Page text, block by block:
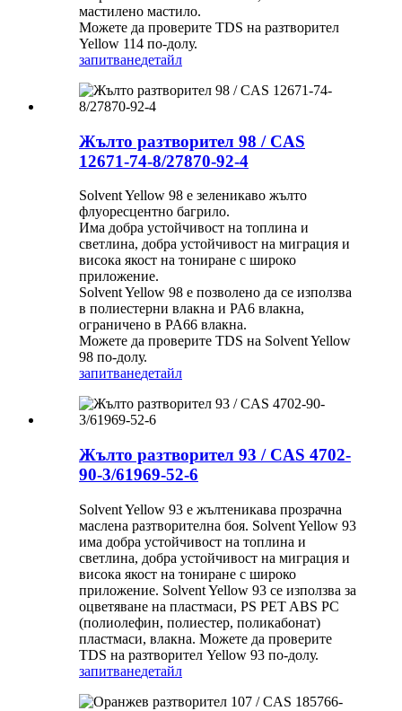
мастилено мастило.
Можете да проверите TDS на разтворител
Yellow 114 по-долу.
запитванедетайл
Жълто разтворител 98 / CAS
12671-74-8/27870-92-4
Solvent Yellow 98 е зеленикаво жълто
флуоресцентно багрило.
Има добра устойчивост на топлина и
светлина, добра устойчивост на миграция и
висока якост на тониране с широко
приложение.
Solvent Yellow 98 е позволено да се използва
в полиестерни влакна и PA6 влакна,
ограничено в PA66 влакна.
Можете да проверите TDS на Solvent Yellow
98 по-долу.
запитванедетайл
Жълто разтворител 93 / CAS 4702-
90-3/61969-52-6
Solvent Yellow 93 е жълтеникава прозрачна
маслена разтворителна боя. Solvent Yellow 93
има добра устойчивост на топлина и
светлина, добра устойчивост на миграция и
висока якост на тониране с широко
приложение. Solvent Yellow 93 се използва за
оцветяване на пластмаси, PS PET ABS PC
(полиолефин, полиестер, поликабонат)
пластмаси, влакна. Можете да проверите
TDS на разтворител Yellow 93 по-долу.
запитванедетайл